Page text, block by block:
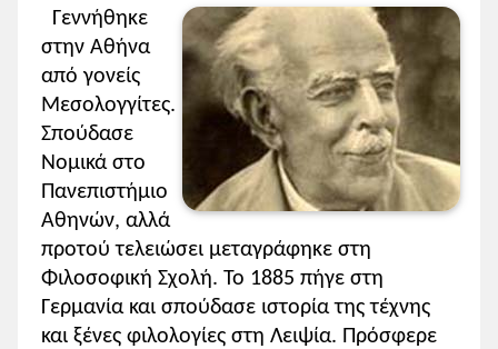
Γεννήθηκε
στην Αθήνα
από γονείς
Μεσολογγίτες.
Σπούδασε
Νομικά στο
Πανεπιστήμιο
Αθηνών, αλλά
προτού τελειώσει μεταγράφηκε στη
Φιλοσοφική Σχολή. Το 1885 πήγε στη
Γερμανία και σπούδασε ιστορία της τέχνης
και ξένες φιλολογίες στη Λειψία. Πρόσφερε